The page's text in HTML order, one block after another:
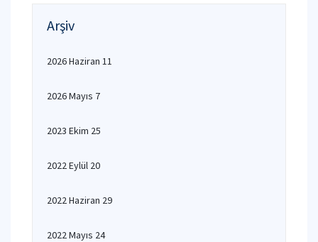
Arşiv
2026 Haziran 11
2026 Mayıs 7
2023 Ekim 25
2022 Eylül 20
2022 Haziran 29
2022 Mayıs 24